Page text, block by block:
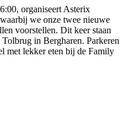
organiseert Asterix
we onze twee nieuwe
voorstellen. Dit keer staan
in Bergharen. Parkeren
met lekker eten bij de Family